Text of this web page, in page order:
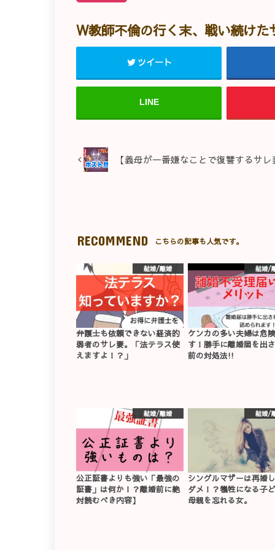
W教師不倫の行く末、戦い続け
ツイート
LINE
【義母が一番嫌なことで復讐するサ
RECOMMEND こちらの記事も人気です。
結婚/離婚
弁護士も依頼できない経済的
弱者のサレ妻。「法テラス使
えますよ！？」
結婚/
ケンカの多い夫婦は危
す！勝手に離婚届を出
前の対処法!!
結婚/離婚
公正証書よりも強い「最強の
証書」は何か！？離婚前に絶
対読むべき内容】
結婚/
シングルマザーは再婚
ダメ！？犠牲になる子
母親を忘れる女。